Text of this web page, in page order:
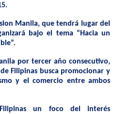
Manila, que tendrá lugar del
bajo el tema “Hacia un
por tercer año consecutivo,
Filipinas busca promocionar y
y el comercio entre ambos
un foco del interés